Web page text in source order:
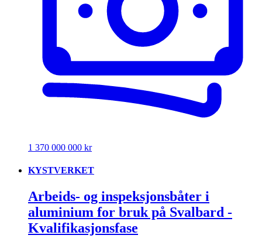
1 370 000 000 kr
KYSTVERKET
Arbeids- og inspeksjonsbåter i
aluminium for bruk på Svalbard -
Kvalifikasjonsfase